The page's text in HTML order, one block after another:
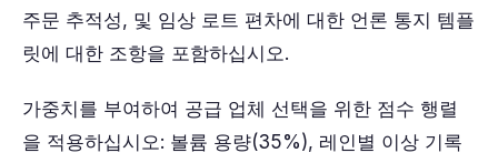
주문 추적성, 및 임상 로트 편차에 대한 언론 통지 템플
릿에 대한 조항을 포함하십시오.
가중치를 부여하여 공급 업체 선택을 위한 점수 행렬
을 적용하십시오: 볼륨 용량(35%), 레인별 이상 기록